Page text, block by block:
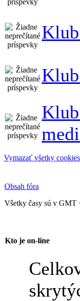
Vymazať všetky
Obsah fóra
Všetky časy sú v GMT
Kto je on-line